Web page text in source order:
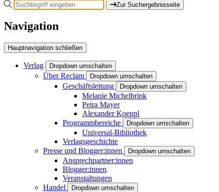
Zur Suchergebnisseite
Navigation
Hauptnavigation schließen
Verlag Dropdown umschalten
Über Reclam Dropdown umschalten
Geschäftsleitung Dropdown umschalten
Melanie Michelbrink
Petra Mayer
Alexander Koeppl
Programmbereiche
Dropdown umschalten
Universal-Bibliothek
Verlagsgeschichte
Presse und Blogger:innen
Dropdown umschalten
Ansprechpartner:innen
Blogger:innen
Veranstaltungen
Handel
Dropdown umschalten